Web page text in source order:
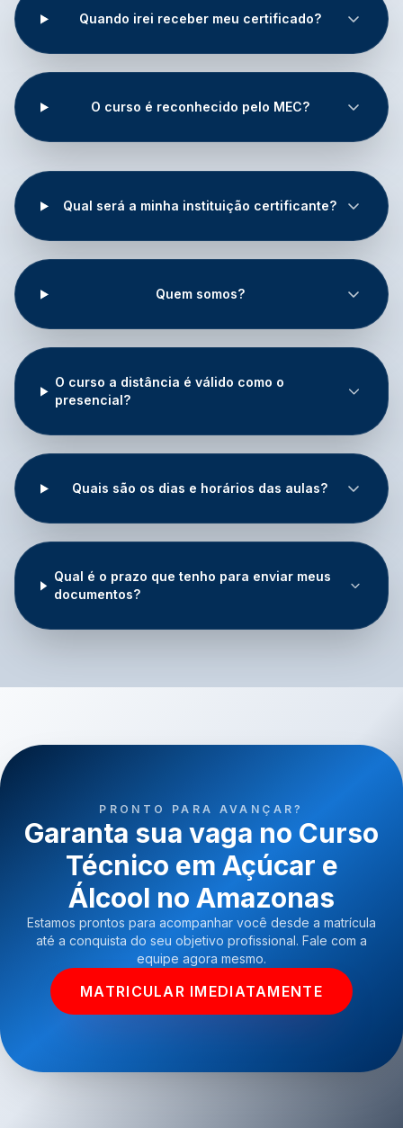
Quando irei receber meu certificado?
O curso é reconhecido pelo MEC?
Qual será a minha instituição certificante?
Quem somos?
O curso a distância é válido como o
presencial?
Quais são os dias e horários das aulas?
Qual é o prazo que tenho para enviar meus
documentos?
PRONTO PARA AVANÇAR?
Garanta sua vaga no Curso
Técnico em Açúcar e
Álcool no Amazonas
Estamos prontos para acompanhar você desde a matrícula
até a conquista do seu objetivo profissional. Fale com a
equipe agora mesmo.
MATRICULAR IMEDIATAMENTE